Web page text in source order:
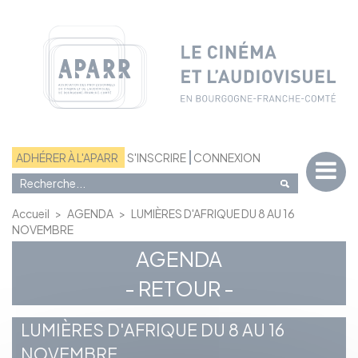
ADHÉRER À L'APARR S'INSCRIRE CONNEXION
Accueil > AGENDA > LUMIÈRES D'AFRIQUE DU 8 AU 16
NOVEMBRE
AGENDA
- RETOUR -
LUMIÈRES D'AFRIQUE DU 8 AU 16